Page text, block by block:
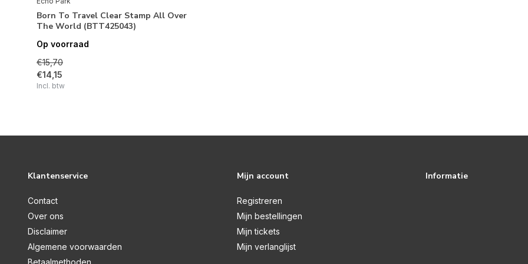
Born To Travel Clear Stamp All Over
The World (BTT425043)
Op voorraad
€15,70
€14,15
Incl. btw
Klantenservice
Contact
Over ons
Disclaimer
Algemene voorwaarden
Mijn account
Registreren
Mijn bestellingen
Mijn tickets
Mijn verlanglijst
Informatie